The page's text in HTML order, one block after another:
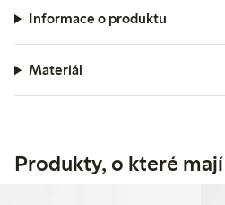
Informace o produktu
Materiál
Produkty, o které